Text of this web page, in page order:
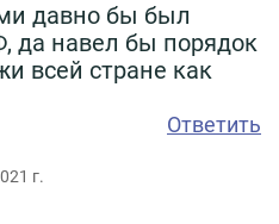
давно бы был
да навел бы порядок
всей стране как
Ответить
г.